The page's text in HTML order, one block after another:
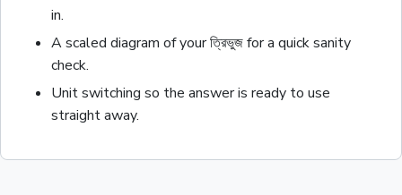
in.
A scaled diagram of yourত্রিভুজfor a quick sanity
check.
Unit switching so the answer is ready to use
straight away.